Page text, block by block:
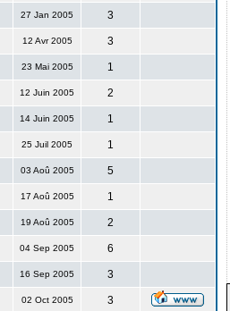
27 Jan 2005 3
12 Avr 2005 3
23 Mai 2005 1
12 Juin 2005 2
14 Juin 2005 1
25 Juil 2005 1
03 Aoû 2005 5
17 Aoû 2005 1
19 Aoû 2005 2
04 Sep 2005 6
16 Sep 2005 3
02 Oct 2005 3